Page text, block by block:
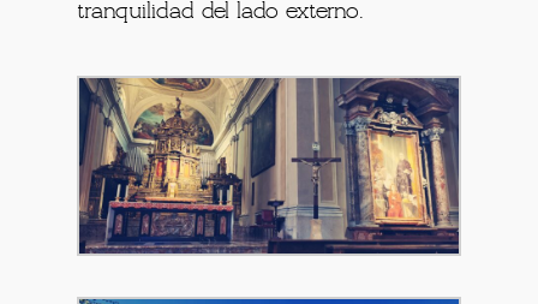
tranquilidad del lado externo.